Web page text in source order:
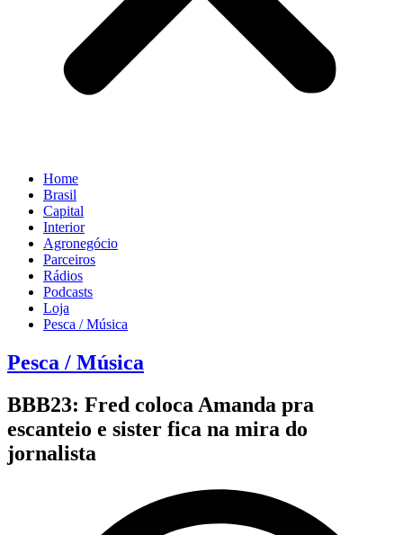
Home
Brasil
Capital
Interior
Agronegócio
Parceiros
Rádios
Podcasts
Loja
Pesca / Música
Pesca / Música
BBB23: Fred coloca Amanda pra
escanteio e sister fica na mira do
jornalista